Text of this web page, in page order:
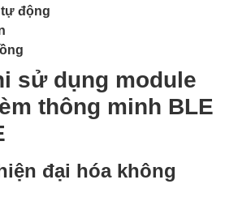
tự động
sử dụng module
thông minh BLE
đại hóa không